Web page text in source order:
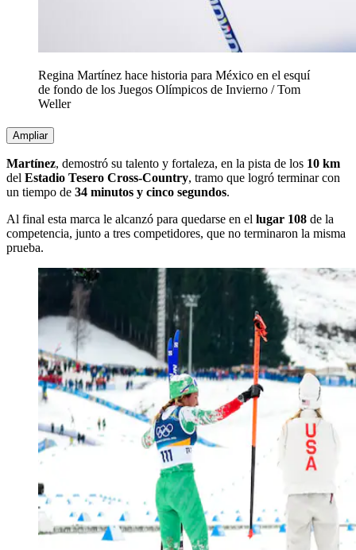
Regina Martínez hace historia para México en el esquí
de fondo de los Juegos Olímpicos de Invierno /Tom
Weller
Ampliar
Martínez, demostró su talento y fortaleza, en la pista de los 10 km
del Estadio Tesero Cross-Country, tramo que logró terminar con
un tiempo de 34 minutos y cinco segundos.
Al final esta marca le alcanzó para quedarse en el lugar 108 de la
competencia, junto a tres competidores, que no terminaron la misma
prueba.